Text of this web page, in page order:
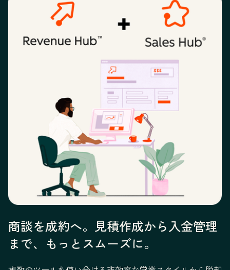
商談を成約へ。見積作成から入金管理
まで、もっとスムーズに。